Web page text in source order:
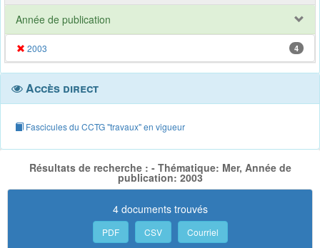
Année de publication
2003 4
Accès direct
Fascicules du CCTG "travaux" en vigueur
Résultats de recherche : - Thématique: Mer, Année de
publication: 2003
4 documents trouvés
PDF CSV Courriel